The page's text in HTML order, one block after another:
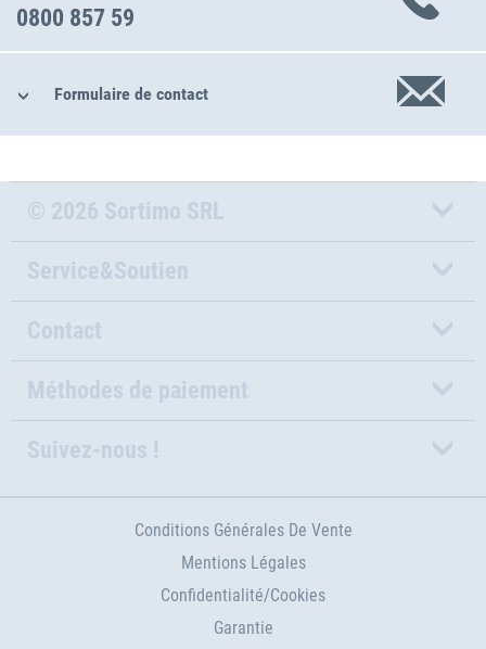
0800 857 59
Formulaire de contact
© 2026 Sortimo SRL
Service&Soutien
Contact
Méthodes de paiement
Suivez-nous !
Conditions Générales De Vente
Mentions Légales
Confidentialité/Cookies
Garantie